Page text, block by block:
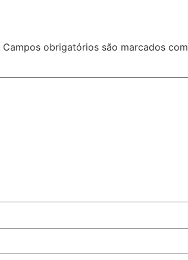
Campos obrigatórios são marcados com